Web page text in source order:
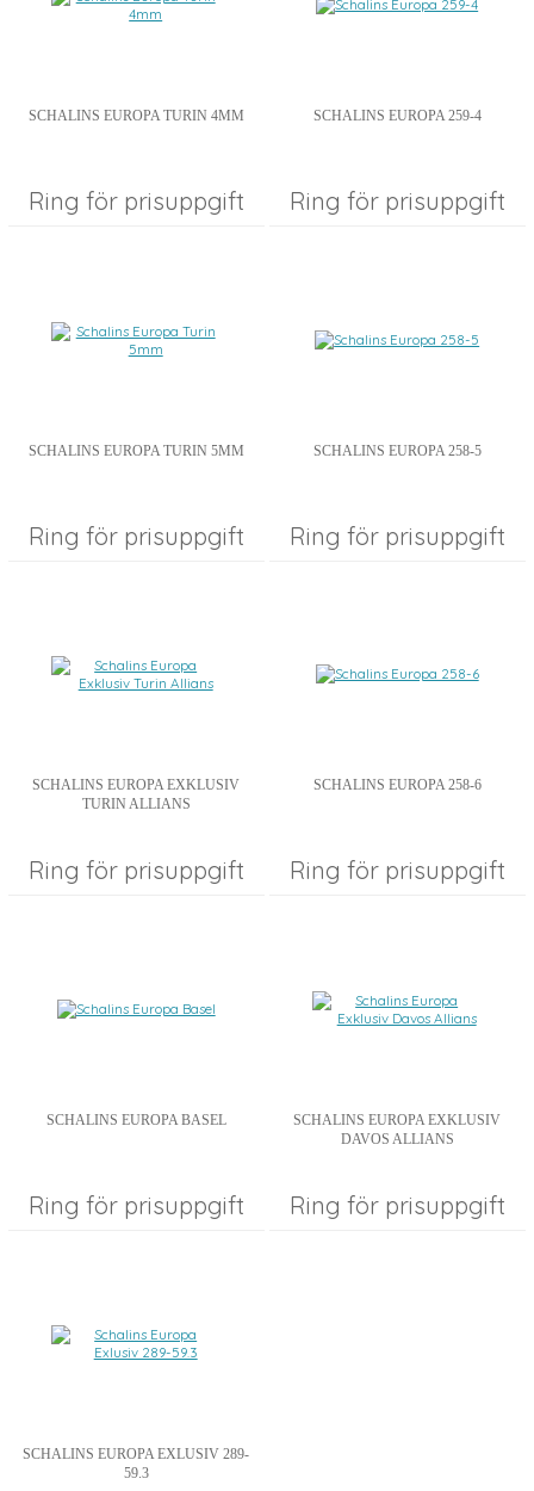
SCHALINS EUROPA TURIN 4MM
Ring för prisuppgift
SCHALINS EUROPA 259-4
Ring för prisuppgift
SCHALINS EUROPA TURIN 5MM
Ring för prisuppgift
SCHALINS EUROPA 258-5
Ring för prisuppgift
SCHALINS EUROPA EXKLUSIV
TURIN ALLIANS
Ring för prisuppgift
SCHALINS EUROPA 258-6
Ring för prisuppgift
SCHALINS EUROPA BASEL
Ring för prisuppgift
SCHALINS EUROPA EXKLUSIV
DAVOS ALLIANS
Ring för prisuppgift
SCHALINS EUROPA EXLUSIV 289-
59.3